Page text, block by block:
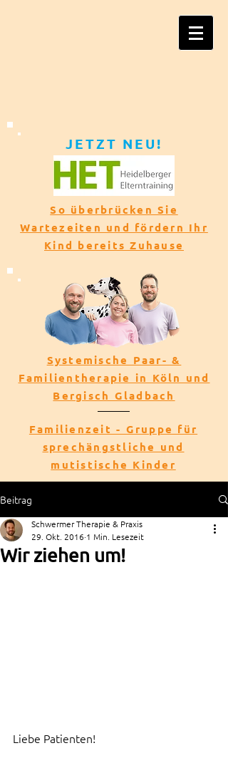
JETZT NEU!​​
So überbrücken Sie
Wartezeiten und fördern Ihr
Kind bereits Zuhause
Systemische Paar- &
Familientherapie in Köln und
Bergisch Gladbach
Familienzeit - Gruppe für
sprechängstliche und
mutistische Kinder
Beitrag
Wir ziehen um!
Schwermer Therapie & Praxis
29. Okt. 2016 1 Min. Lesezeit
Liebe Patienten!